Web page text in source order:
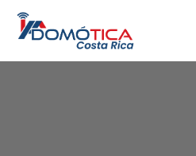
Omitir